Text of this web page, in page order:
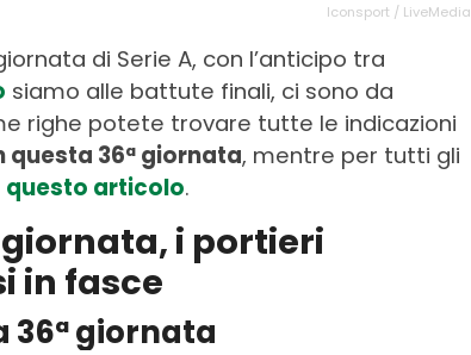
Iconsport / LiveMedia
di Serie A, con l’anticipo tra
siamo alle battute finali, ci sono da
righe potete trovare tutte le indicazioni
36ª giornata, mentre per tutti gli
questo articolo.
i portieri
in fasce
36ª giornata